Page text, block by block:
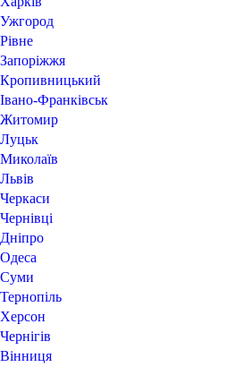
Ужгород
Рівне
Запоріжжя
Кропивницький
Івано-Франківськ
Житомир
Луцьк
Миколаїв
Львів
Черкаси
Чернівці
Дніпро
Одеса
Суми
Тернопіль
Херсон
Чернігів
Вінниця